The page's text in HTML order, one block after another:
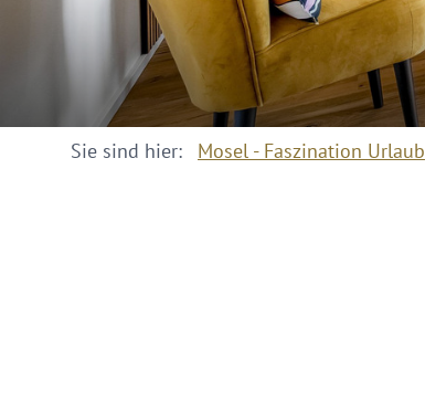
Sie sind hier: Mosel - Faszination Urlaub